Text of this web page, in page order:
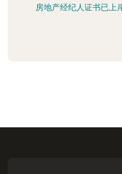
房地产经纪人证书已上